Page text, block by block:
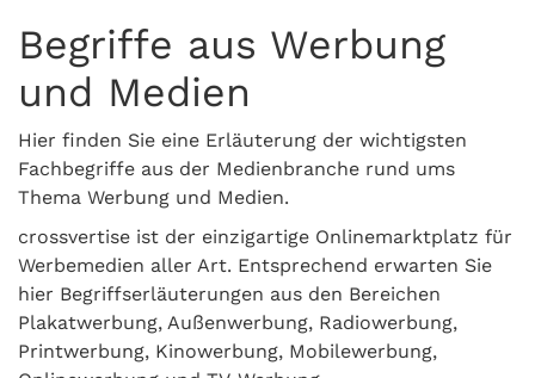
Begriffe aus Werbung
und Medien
Hier finden Sie eine Erläuterung der wichtigsten
Fachbegriffe aus der Medienbranche rund ums
Thema Werbung und Medien.
crossvertise ist der einzigartige Onlinemarktplatz für
Werbemedien aller Art. Entsprechend erwarten Sie
hier Begriffserläuterungen aus den Bereichen
Plakatwerbung, Außenwerbung, Radiowerbung,
Printwerbung, Kinowerbung, Mobilewerbung,